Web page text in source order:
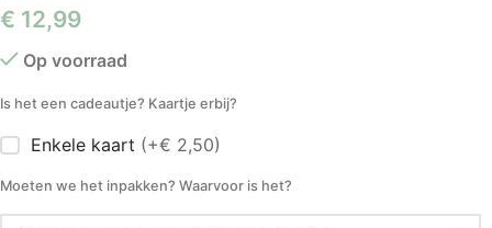
€ 12,99
Op voorraad
Is het een cadeautje? Kaartje erbij?
Enkele kaart (+€ 2,50)
Moeten we het inpakken? Waarvoor is het?